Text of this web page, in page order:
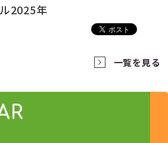
2025年
一覧を見る